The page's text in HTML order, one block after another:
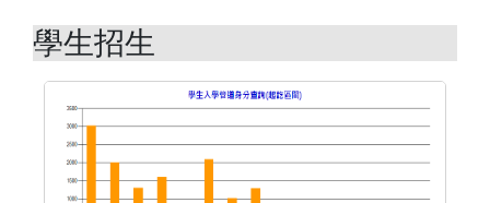
學生招生